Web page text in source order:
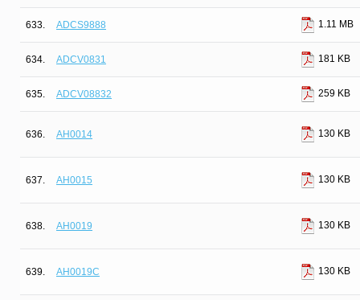
633. ADCS9888 1.11 MB
634. ADCV0831 181 KB
635. ADCV08832 259 KB
636. AH0014 130 KB
637. AH0015 130 KB
638. AH0019 130 KB
639. AH0019C 130 KB